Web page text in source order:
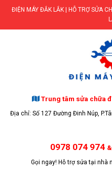
Skip
content
ĐIỆN MÁY ĐẮK LẮK | HỖ TRỢ SỬA
Trung tâm sửa chữa
Địa chỉ: Số 127 Đường Đinh Núp,
0978 074 974 &
Gọi ngay! Hỗ trợ sửa tại nhà